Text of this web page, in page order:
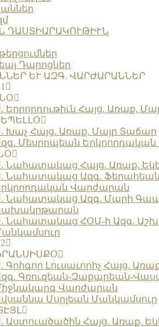
ԴԱՍՏԻԱՐԱԿՈՒԹԻՒՆ
Դպրոցներ
ԵՒ ԱԶԳ. ՎԱՐԺԱՐԱՆՆԵՐ
Երրորդութիւն Հայց. Առաք.
Խաչ Հայց. Առաք. Մայր Տաճար
Մեսրոպեան
Նահատակաց Հայց. Առաք.
Նահատակաց Ազգ.
Վարժարան
Նահատակաց Ազգ. Մարի
Նահատակաց ՀՕՄ-ի Ազգ.
Գրիգոր Լուսաւորիչ Հայց.
Գռուզեան-Զաքարեան-
Վարժարան
Մսրլեան Մանկամսուր
Աստուածածին Հայց. Առաք.